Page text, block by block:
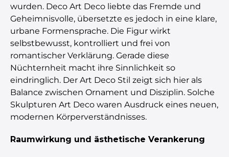
wurden. Deco Art Deco liebte das Fremde und
Geheimnisvolle, übersetzte es jedoch in eine klare,
urbane Formensprache. Die Figur wirkt
selbstbewusst, kontrolliert und frei von
romantischer Verklärung. Gerade diese
Nüchternheit macht ihre Sinnlichkeit so
eindringlich. Der Art Deco Stil zeigt sich hier als
Balance zwischen Ornament und Disziplin. Solche
Skulpturen Art Deco waren Ausdruck eines neuen,
modernen Körperverständnisses.
Raumwirkung und ästhetische Verankerung